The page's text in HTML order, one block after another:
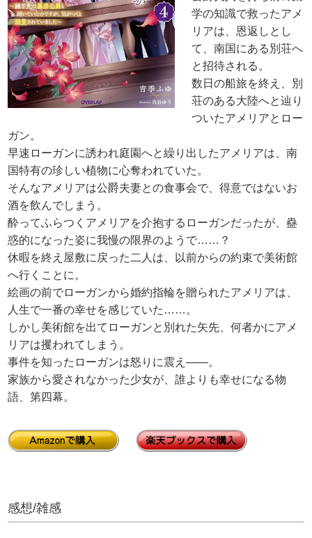
学の知識で救ったアメ
リアは、恩返しとし
て、南国にある別荘へ
と招待される。
数日の船旅を終え、別
荘のある大陸へと辿り
ついたアメリアとロー
ガン。
早速ローガンに誘われ庭園へと繰り出したアメリアは、南
国特有の珍しい植物に心奪われていた。
そんなアメリアは公爵夫妻との食事会で、得意ではないお
酒を飲んでしまう。
酔ってふらつくアメリアを介抱するローガンだったが、蠱
惑的になった姿に我慢の限界のようで……？
休暇を終え屋敷に戻った二人は、以前からの約束で美術館
へ行くことに。
絵画の前でローガンから婚約指輪を贈られたアメリアは、
人生で一番の幸せを感じていた……。
しかし美術館を出てローガンと別れた矢先、何者かにアメ
リアは攫われてしまう。
事件を知ったローガンは怒りに震え――。
家族から愛されなかった少女が、誰よりも幸せになる物
語、第四幕。
感想/雑感